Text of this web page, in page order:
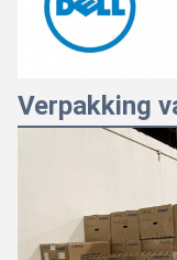
Verpakking